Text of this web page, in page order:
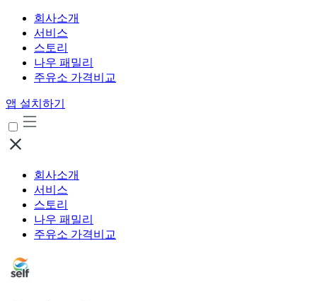
회사소개
서비스
스토리
나우 패밀리
주유소 가격비교
앱 설치하기
회사소개
서비스
스토리
나우 패밀리
주유소 가격비교